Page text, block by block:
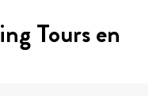
Tours en